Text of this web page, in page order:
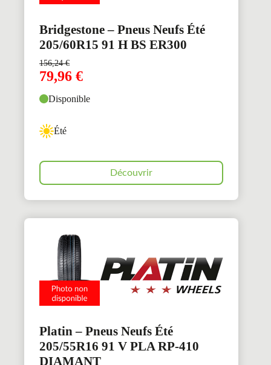
Bridgestone – Pneus Neufs Été
205/60R15 91 H BS ER300
156,24€
79,96 €
Disponible
Été
Découvrir
Platin – Pneus Neufs Été
205/55R16 91 V PLA RP-410
DIAMANT